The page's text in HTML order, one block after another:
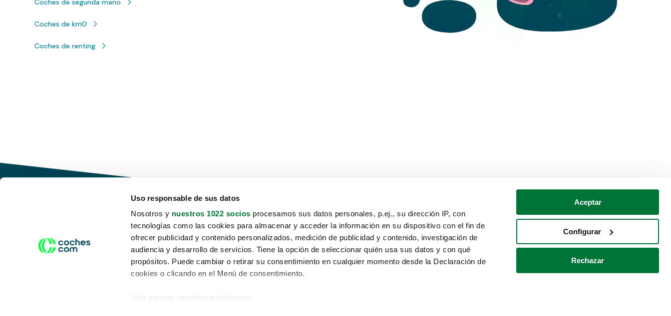
Uso responsable de sus datos
Nosotros y nuestros 1022 socios procesamos sus datos personales, p.ej., su dirección IP, con
tecnologías como las cookies para almacenar y acceder la información en su dispositivo con el fin de
ofrecer publicidad y contenido personalizados, medición de publicidad y contenido, investigación de
audiencia y desarrollo de servicios. Tiene la opción de seleccionar quién usa sus datos y con qué
propósitos. Puede cambiar o retirar su consentimiento en cualquier momento desde la Declaración de
cookies o clicando en el Menú de consentimiento.
Si lo permite, también quisiéramos:
Aceptar
Configurar
Rechazar
Coches de segunda mano
Coches de km0
Coches de renting
Conduce tu futuro,
desata tu movilidad